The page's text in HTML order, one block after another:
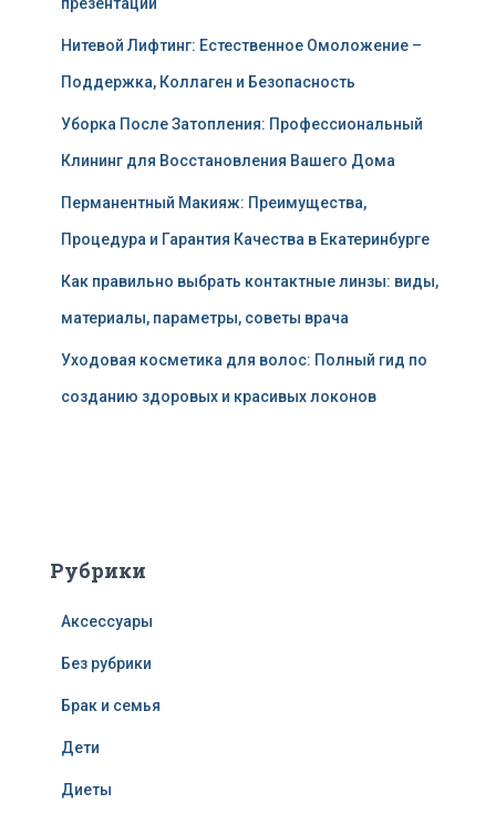
Нитевой Лифтинг: Естественное Омоложение –
Поддержка, Коллаген и Безопасность
Уборка После Затопления: Профессиональный
Клининг для Восстановления Вашего Дома
Перманентный Макияж: Преимущества,
Процедура и Гарантия Качества в Екатеринбурге
Как правильно выбрать контактные линзы: виды,
материалы, параметры, советы врача
Уходовая косметика для волос: Полный гид по
созданию здоровых и красивых локонов
Рубрики
Аксессуары
Без рубрики
Брак и семья
Дети
Диеты